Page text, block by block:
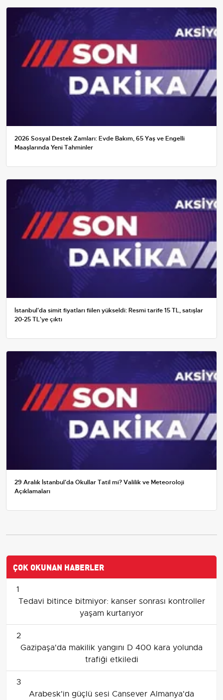
2026 Sosyal Destek Zamları: Evde Bakım, 65 Yaş ve Engelli
Maaşlarında Yeni Tahminler
İstanbul'da simit fiyatları fiilen yükseldi: Resmi tarife 15 TL, satışlar
20-25 TL'ye çıktı
29 Aralık İstanbul'da Okullar Tatil mi? Valilik ve Meteoroloji
Açıklamaları
ÇOK OKUNAN HABERLER
1
Tedavi bitince bitmiyor: kanser sonrası kontroller
yaşam kurtarıyor
2
Gazipaşa'da makilik yangını D 400 kara yolunda
trafiği etkiledi
3
Arabesk'in güçlü sesi Cansever Almanya'da